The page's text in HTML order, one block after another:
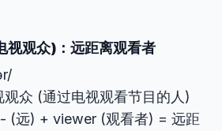
观众)：远距离观看者
观众 (通过电视观看节目的人)
(远) + viewer (观看者) = 远距